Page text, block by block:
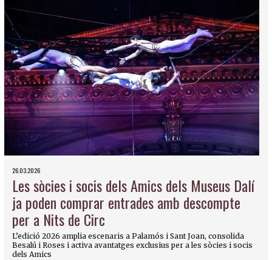
26.03.2026
Les sòcies i socis dels Amics dels Museus Dalí
ja poden comprar entrades amb descompte
per a Nits de Circ
L’edició 2026 amplia escenaris a Palamós i Sant Joan, consolida
Besalú i Roses i activa avantatges exclusius per a les sòcies i socis
dels Amics